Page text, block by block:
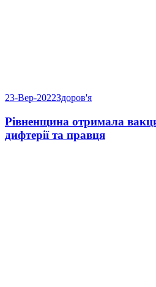
23-Вер-2022Здоров'я
Рівненщина отримала
дифтерії та правця